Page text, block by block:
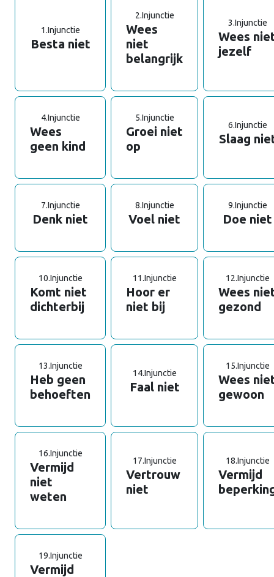
1.Injunctie
Besta niet
2.Injunctie
Wees
niet
belangrijk
3.Injunctie
Wees
jezelf
4.Injunctie
Wees
geen kind
5.Injunctie
Groei niet
op
6.Injunctie
Slaag
7.Injunctie
Denk niet
8.Injunctie
Voel niet
9.Injunctie
Doe niet
10.Injunctie
Komt niet
dichterbij
11.Injunctie
Hoor er
niet bij
12.Injunctie
Wees
gezond
13.Injunctie
Heb geen
behoeften
14.Injunctie
Faal niet
15.Injunctie
Wees
gewoon
16.Injunctie
Vermijd
niet
weten
17.Injunctie
Vertrouw
niet
18.Injunctie
Vermijd
19.Injunctie
Vermijd